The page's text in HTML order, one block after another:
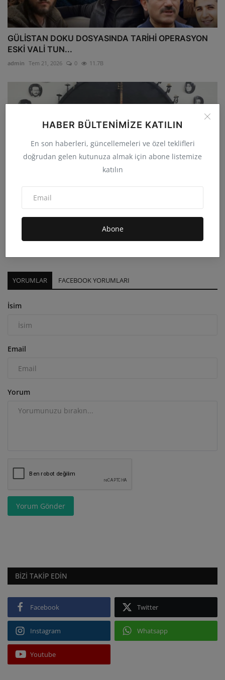
HABER BÜLTENIMIZE KATILIN
En son haberleri, güncellemeleri ve özel teklifleri
doğrudan gelen kutunuza almak için abone listemize
katılın
Abone
GÜLİSTAN DOKU DOSYASINDA TARİHİ OPERASYON
ESKİ VALİ TUN...
admin Tem 21, 2026 0 11.7B
YORUMLAR FACEBOOK YORUMLARI
İsim
Email
Yorum
Yorum Gönder
BIZI TAKIP EDIN
Facebook Twitter
Instagram Whatsapp
Youtube